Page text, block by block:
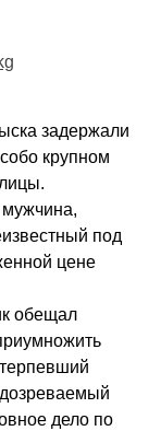
задержали
крупном
под
цене
обещал
дело по